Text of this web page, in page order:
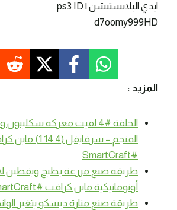
ايدي البلايستيشن | ps3 ID
d7oomy999HD
المزيد :
الحلقة #4 لقيت معركة
المنجم – سرفايفل (1.14.4)
#SmartCraft
طريقة صنع مزرعة بطيخ ويقطين
أوتوماتيكية ماين كرافت #SmartCraft
طريقة صنع منارة ديسكو يتغير